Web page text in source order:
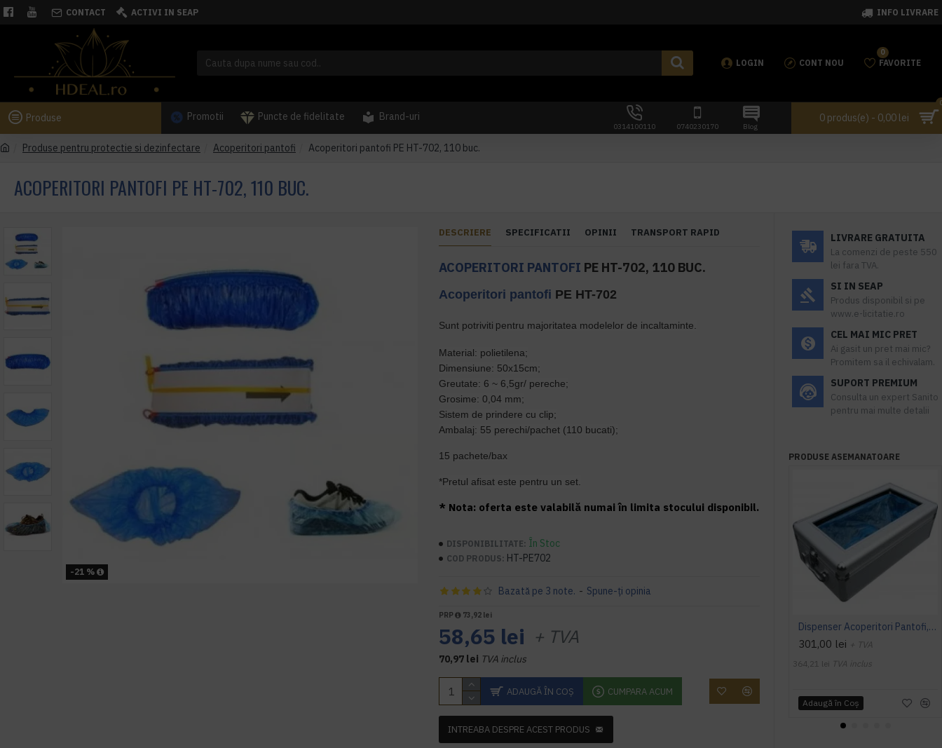
CONTACT ACTIVI IN SEAP INFO LIVRARE
LOGIN CONT NOU FAVORITE
0
Produse Promotii Puncte de fidelitate Brand-uri
0314100110 0740230170 Blog
0 produs(e) - 0,00 lei
Produse pentru protectie si dezinfectare Acoperitori pantofi Acoperitori pantofi PE HT-702, 110 buc.
ACOPERITORI PANTOFI PE HT-702, 110 BUC.
-21 %
DESCRIERE SPECIFICATII OPINII TRANSPORT RAPID
ACOPERITORI PANTOFI PE HT-702, 110 BUC.
Acoperitori pantofi PE HT-702
Sunt potriviti pentru majoritatea modelelor de incaltaminte.
Material: polietilena;
Dimensiune: 50x15cm;
Greutate: 6 ~ 6,5gr/ pereche;
Grosime: 0,04 mm;
Sistem de prindere cu clip;
Ambalaj: 55 perechi/pachet (110 bucati);
15 pachete/bax
*Pretul afisat este pentru un set.
* Nota: oferta este valabilă numai în limita stocului disponibil.
DISPONIBILITATE: În Stoc
COD PRODUS: HT-PE702
Bazată pe 3 note. - Spune-ţi opinia
PRP 73,92 lei
58,65 lei + TVA
70,97 lei TVA inclus
ADAUGĂ ÎN COŞ CUMPARA ACUM
INTREABA DESPRE ACEST PRODUS
LIVRARE GRATUITA
La comenzi de peste 550
lei fara TVA.
SI IN SEAP
Produs disponibil si pe
www.e-licitatie.ro
CEL MAI MIC PRET
Ai gasit un pret mai mic?
Promitem sa il echivalam.
SUPORT PREMIUM
Consulta un expert Sanito
pentru mai multe detalii
PRODUSE ASEMANATOARE
Dispenser Acoperitori Pantofi, StepN go' DeLuxe, model MS 106
301,00 lei + TVA
364,21 lei TVA inclus
Adaugă în Coş